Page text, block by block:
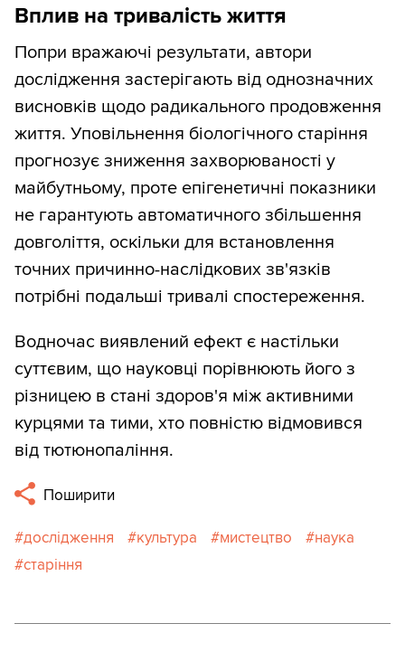
Вплив на тривалість життя
Попри вражаючі результати, автори
дослідження застерігають від однозначних
висновків щодо радикального продовження
життя. Уповільнення біологічного старіння
прогнозує зниження захворюваності у
майбутньому, проте епігенетичні показники
не гарантують автоматичного збільшення
довголіття, оскільки для встановлення
точних причинно-наслідкових зв'язків
потрібні подальші тривалі спостереження.
Водночас виявлений ефект є настільки
суттєвим, що науковці порівнюють його з
різницею в стані здоров'я між активними
курцями та тими, хто повністю відмовився
від тютюнопаління.
Поширити
дослідження культура мистецтво
наука
старіння